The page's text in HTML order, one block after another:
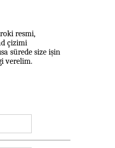
resmi,
çizimi
sürede size işin
verelim.